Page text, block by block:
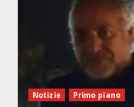
Notizie Primo piano